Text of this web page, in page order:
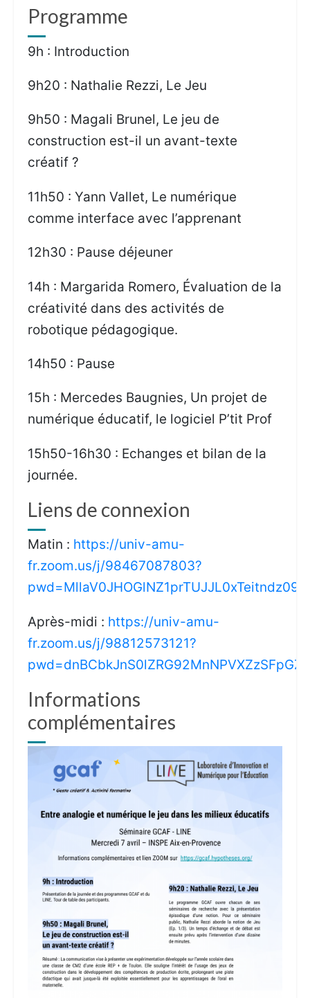
Programme
9h : Introduction
9h20 : Nathalie Rezzi, Le Jeu
9h50 : Magali Brunel, Le jeu de
construction est-il un avant-texte
créatif ?
11h50 : Yann Vallet, Le numérique
comme interface avec l’apprenant
12h30 : Pause déjeuner
14h : Margarida Romero, Évaluation de la
créativité dans des activités de
robotique pédagogique.
14h50 : Pause
15h : Mercedes Baugnies, Un projet de
numérique éducatif, le logiciel P’tit Prof
15h50-16h30 : Echanges et bilan de la
journée.
Liens de connexion
Matin : https://univ-amu-
fr.zoom.us/j/98467087803?
pwd=MllaV0JHOGlNZ1prTUJJL0xTeitndz09
Après-midi : https://univ-amu-
fr.zoom.us/j/98812573121?
Informations
complémentaires